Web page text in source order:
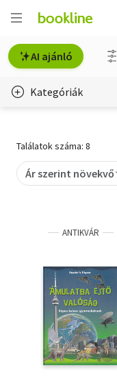
AI ajánló
Kategóriák
Gyermek- és ifjúsági
Művészet
Szakkönyv
Szótár, nyelvkönyv
Tankönyv, segédkönyv
Találatok száma: 8
Ár szerint növekvő
ANTIKVÁR